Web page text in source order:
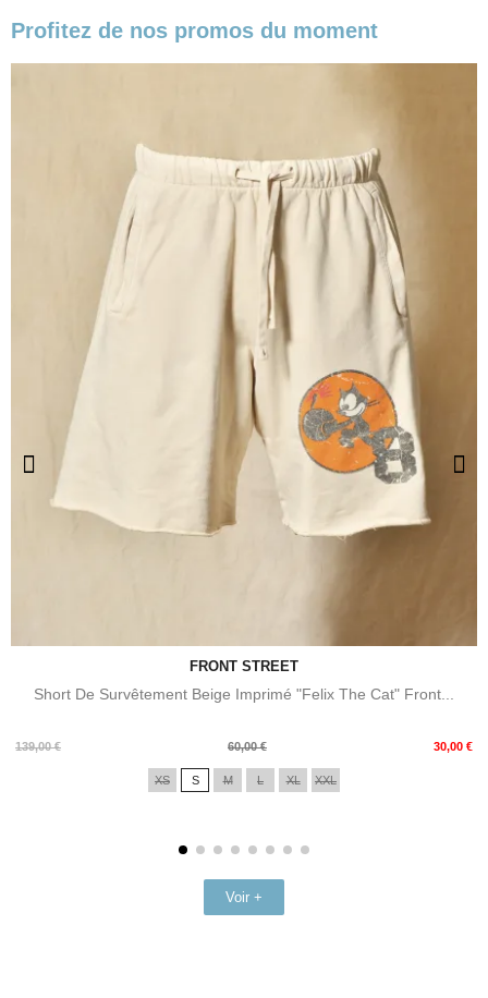
Profitez de nos promos du moment
FRONT STREET
Short De Survêtement Beige Imprimé "Felix The Cat" Front...
139,00 €
Prix
60,00 € 30,00 €
Prix
XS S M L XL XXL
Voir +